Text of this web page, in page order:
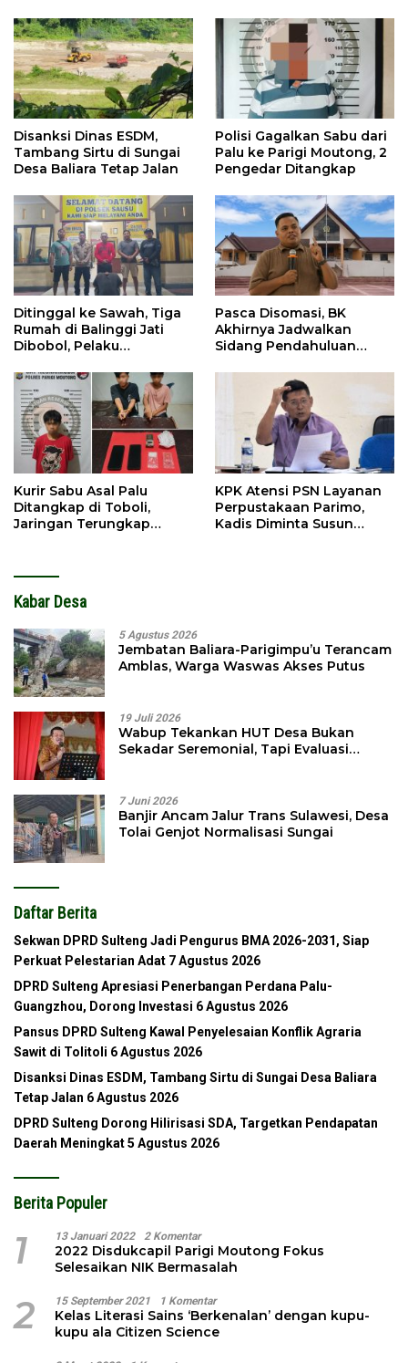
Disanksi Dinas ESDM,
Tambang Sirtu di Sungai
Desa Baliara Tetap Jalan
Polisi Gagalkan Sabu dari
Palu ke Parigi Moutong, 2
Pengedar Ditangkap
Ditinggal ke Sawah, Tiga
Rumah di Balinggi Jati
Dibobol, Pelaku
Pasca Disomasi, BK
Akhirnya Jadwalkan
Sidang Pendahuluan
Kurir Sabu Asal Palu
Ditangkap di Toboli,
Jaringan Terungkap
KPK Atensi PSN Layanan
Perpustakaan Parimo,
Kadis Diminta Susun
Kabar Desa
5 Agustus 2026
Jembatan Baliara-Parigimpu’u Terancam
Amblas, Warga Waswas Akses Putus
19 Juli 2026
Wabup Tekankan HUT Desa Bukan
Sekadar Seremonial, Tapi Evaluasi
7 Juni 2026
Banjir Ancam Jalur Trans Sulawesi, Desa
Tolai Genjot Normalisasi Sungai
Daftar Berita
Sekwan DPRD Sulteng Jadi Pengurus BMA 2026-2031, Siap
Perkuat Pelestarian Adat 7 Agustus 2026
DPRD Sulteng Apresiasi Penerbangan Perdana Palu-
Guangzhou, Dorong Investasi 6 Agustus 2026
Pansus DPRD Sulteng Kawal Penyelesaian Konflik Agraria
Sawit di Tolitoli 6 Agustus 2026
Disanksi Dinas ESDM, Tambang Sirtu di Sungai Desa Baliara
Tetap Jalan 6 Agustus 2026
DPRD Sulteng Dorong Hilirisasi SDA, Targetkan Pendapatan
Daerah Meningkat5 Agustus 2026
Berita Populer
1 13 Januari 2022 2 Komentar
2022 Disdukcapil Parigi Moutong Fokus
Selesaikan NIK Bermasalah
2 15 September 2021 1 Komentar
Kelas Literasi Sains ‘Berkenalan’ dengan kupu-
kupu ala Citizen Science